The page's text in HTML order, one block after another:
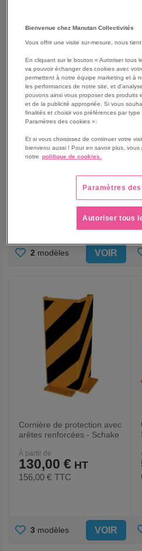
Angle de protection arêtes
tôle d‘aluminium - Face
AJOUTER
2 modèles VOIR
Cornière de protection avec
arêtes renforcées - Schake
À partir de
130,00 €
156,00 € TTC
AJOUTER
3 modèles VOIR
Bienvenue chez Manutan Collectivités
Vous offrir une visite sur-mesure, nous
En cliquant sur le bouton « Autoriser tous
va pouvoir échanger des cookies avec
permettent à notre équipe marketing et à
les performances de notre site, et
pouvons ainsi vous proposer des produits
et de la publicité appropriée. Si vous
finalités et choisir vos préférences par
Paramètres des cookies ».
Et si vous choisissez de continuer votre
bienvenu aussi ! Pour en savoir plus, vous
notre politique de cookies.
Paramètres
Autoriser tous